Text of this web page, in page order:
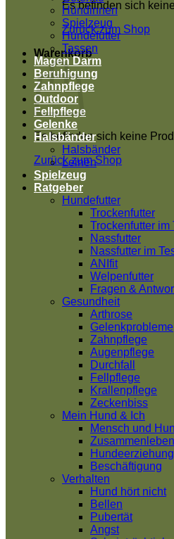
Es befinden sich
Zurück zum Shop
Warenkorb
Es befinden sich keine
Zurück zum Shop
Hündinnen
Spielzeug
Hundefutter
Tassen
Magen Darm
Beruhigung
Zahnpflege
Outdoor
Fellpflege
Gelenke
Halsbänder
Halsbänder
Leinen
Spielzeug
Ratgeber
Hundefutter
Trockenfutter
Trockenfutter im
Nassfutter
Nassfutter im
ANIfit
Welpenfutter
Fragen &
Gesundheit
Arthrose
Gelenkprobleme
Zahnpflege
Augenpflege
Durchfall
Fellpflege
Krallenpflege
Zeckenbiss
Mein Hund & Ich
Mensch und
Zusammenleben
Hundeerziehung
Beschäftigung
Verhalten
Hund hört nicht
Bellen
Pubertät
Angst